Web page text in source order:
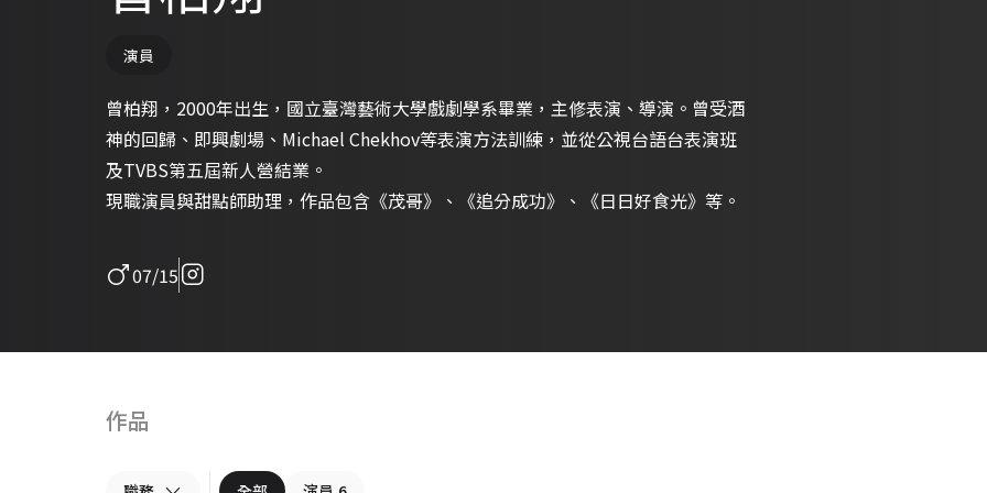
演員
曾柏翔，2000年出生，國立臺灣藝術大學戲劇學系畢業，主修表演、導演。曾受酒
神的回歸、即興劇場、Michael Chekhov等表演方法訓練，並從公視台語台表演班
及TVBS第五屆新人營結業。
現職演員與甜點師助理，作品包含《茂哥》、《追分成功》、《日日好食光》等。
07/15
作品